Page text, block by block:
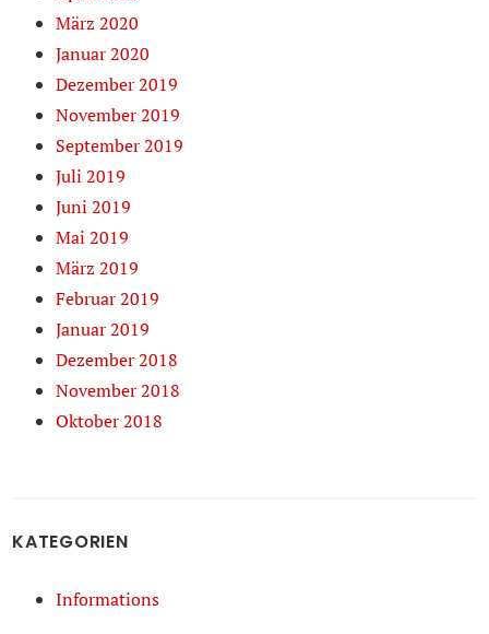
März 2020
Januar 2020
Dezember 2019
November 2019
September 2019
Juli 2019
Juni 2019
Mai 2019
März 2019
Februar 2019
Januar 2019
Dezember 2018
November 2018
Oktober 2018
KATEGORIEN
Informations